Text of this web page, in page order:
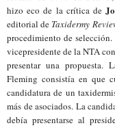
hizo eco de la crítica de
editorial de Taxidermy
procedimiento de selección.
vicepresidente de la NTA
presentar una propuesta.
Fleming consistía en que
candidatura de un
más de asociados. La
debía presentarse alp